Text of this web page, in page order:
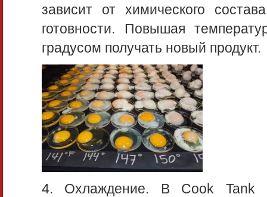
зависит от химического
готовности. Повышая
градусом получать новый продукт.
4. Охлаждение. В Cook Tank